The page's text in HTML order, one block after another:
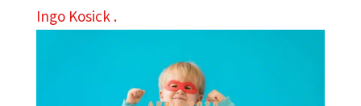
Ingo Kosick .